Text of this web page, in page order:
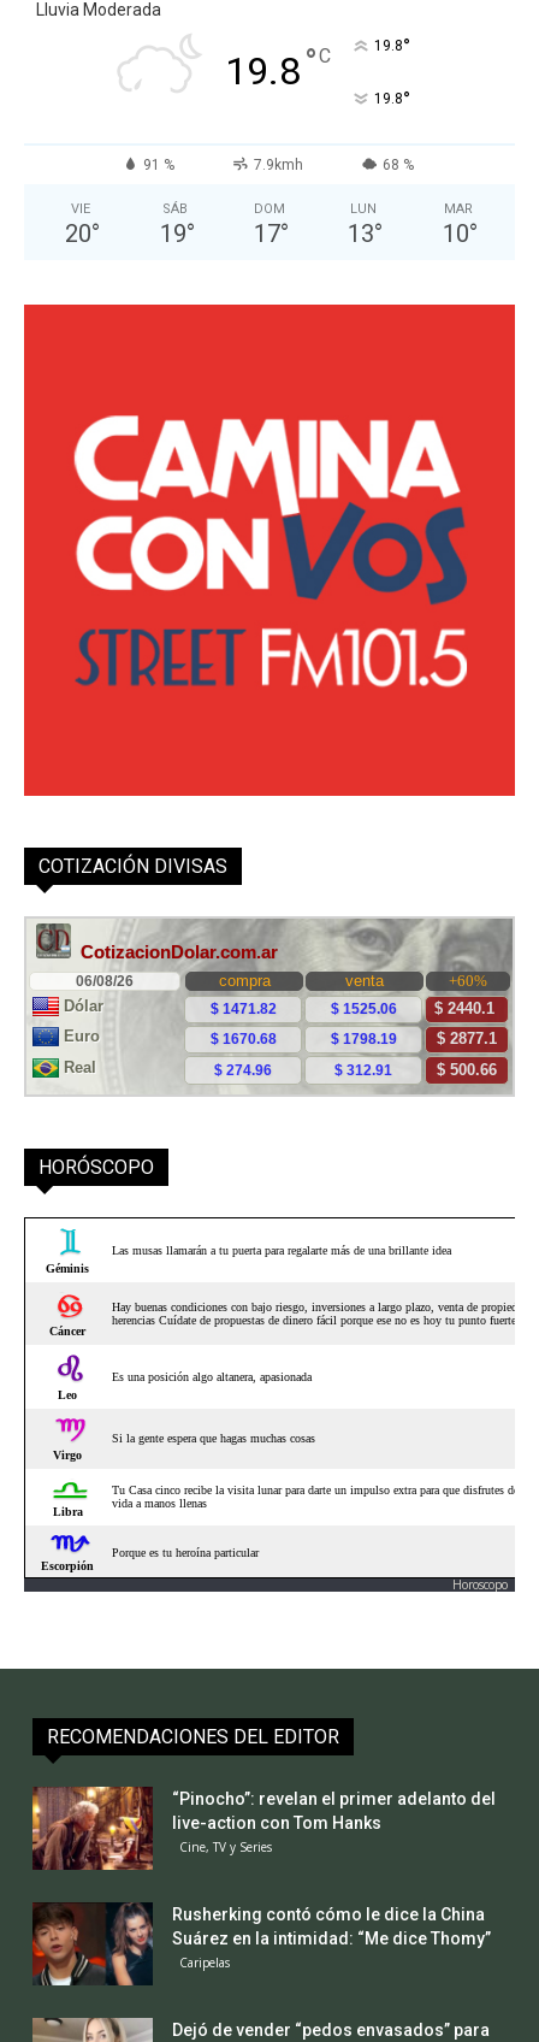
Lluvia Moderada
19.8°C 19.8°
19.8°
91 % 7.9kmh 68 %
VIE
20°
SÁB
19°
DOM
17°
LUN
13°
MAR
10°
COTIZACIÓN DIVISAS
HORÓSCOPO
Horoscopo
RECOMENDACIONES DEL EDITOR
“Pinocho”: revelan el primer adelanto del
live-action con Tom Hanks
Cine, TV y Series
Rusherking contó cómo le dice la China
Suárez en la intimidad: “Me dice Thomy”
Caripelas
Dejó de vender “pedos envasados” para